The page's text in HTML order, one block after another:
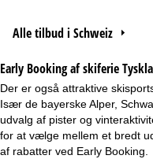
Alle tilbud i Schweiz
Early Booking af skiferie
Der er også attraktive
Især de bayerske Alper,
udvalg af pister og
for at vælge mellem et bredt
af rabatter ved Early Booking.